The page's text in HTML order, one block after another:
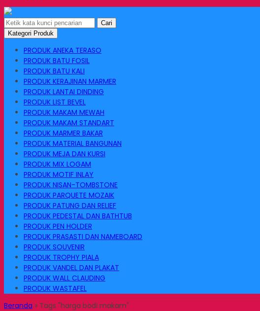
Cari
Kategori Produk
PRODUK ANEKA TERASO
PRODUK BATU FOSIL
PRODUK BATU KALI
PRODUK KERAJINAN MARMER
PRODUK LANTAI DINDING
PRODUK LIST BEVEL
PRODUK MAKAM MEWAH
PRODUK MAKAM STANDART
PRODUK MARMER BAKAR
PRODUK MATERIAL BANGUNAN
PRODUK MEJA DAN KURSI
PRODUK MIX LOGAM
PRODUK MOTIF INLAY
PRODUK NISAN-TOMBSTONE
PRODUK PARQUETE MOZAIK
PRODUK PATUNG DAN RELIEF
PRODUK PEDESTAL DAN BATHTUB
PRODUK PEN HOLDER
PRODUK PRASASTI DAN NAMEBOARD
PRODUK SOUVENIR
PRODUK TROPHY PIALA
PRODUK VANDEL DAN PLAKAT
PRODUK WALL CLAUDING
PRODUK WASTAFEL
Beranda » Tags "harga bodi makam"